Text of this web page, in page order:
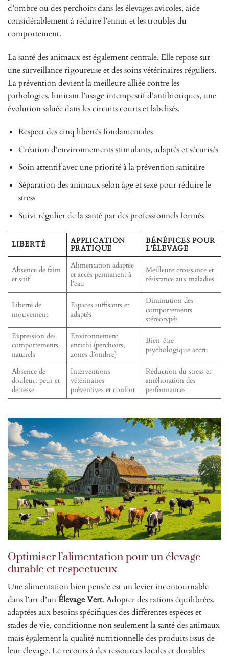
d’ombre ou des perchoirs dans les élevages avicoles, aide
considérablement à réduire l’ennui et les troubles du
comportement.
La santé des animaux est également centrale. Elle repose sur
une surveillance rigoureuse et des soins vétérinaires réguliers.
La prévention devient la meilleure alliée contre les
pathologies, limitant l’usage intempestif d’antibiotiques, une
évolution saluée dans les circuits courts et labelisés.
Respect des cinq libertés fondamentales
Création d’environnements stimulants, adaptés et sécurisés
Soin attentif avec une priorité à la prévention sanitaire
Séparation des animaux selon âge et sexe pour réduire le
stress
Suivi régulier de la santé par des professionnels formés
LIBERTÉ APPLICATION
PRATIQUE
BÉNÉFICES POUR
L’ÉLEVAGE
Absence de faim
et soif
Alimentation adaptée
et accès permanent à
l’eau
Meilleure croissance et
résistance aux maladies
Liberté de
mouvement
Espaces suffisants et
adaptés
Diminution des
comportements
stéréotypés
Expression des
comportements
naturels
Environnement
enrichi (perchoirs,
zones d’ombre)
Bien-être
psychologique accru
Absence de
douleur, peur et
détresse
Interventions
vétérinaires
préventives et confort
Réduction du stress et
amélioration des
performances
Optimiser l’alimentation pour un élevage
durable et respectueux
Une alimentation bien pensée est un levier incontournable
dans l’art d’unÉlevage Vert. Adopter des rations équilibrées,
adaptées aux besoins spécifiques des différentes espèces et
stades de vie, conditionne non seulement la santé des animaux
mais également la qualité nutritionnelle des produits issus de
leur élevage. Le recours à des ressources locales et durables